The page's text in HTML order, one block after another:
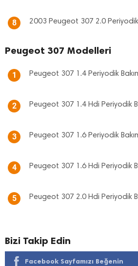
8 2003 Peugeot 307 2.0 Periyodik
Peugeot 307 Modelleri
1 Peugeot 307 1.4 Periyodik
2 Peugeot 307 1.4 Hdi Periyodik
3 Peugeot 307 1.6 Periyodik
4 Peugeot 307 1.6 Hdi Periyodik
5 Peugeot 307 2.0 Hdi Periyodik
Bizi Takip Edin
Facebook Sayfamızı Beğenin